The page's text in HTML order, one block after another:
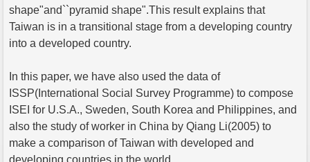
shape"and``pyramid shape".This result explains that
Taiwan is in a transitional stage from a developing country
into a developed country.
In this paper, we have also used the data of
ISSP(International Social Survey Programme) to compose
ISEI for U.S.A., Sweden, South Korea and Philippines, and
also the study of worker in China by Qiang Li(2005) to
make a comparison of Taiwan with developed and
developing countries in the world.